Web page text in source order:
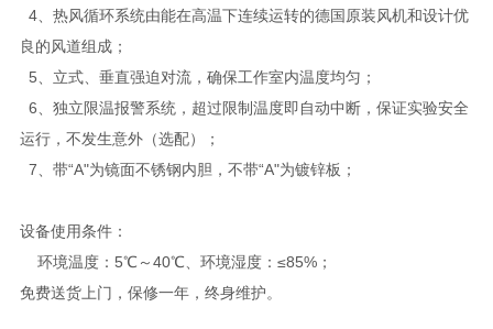
4、热风循环系统由能在高温下连续运转的德国原装风机和设计优
良的风道组成；
5、立式、垂直强迫对流，确保工作室内温度均匀；
6、独立限温报警系统，超过限制温度即自动中断，保证实验安全
运行，不发生意外（选配）；
7、带“A"为镜面不锈钢内胆，不带“A"为镀锌板；
设备使用条件：
环境温度：5℃～40℃、环境湿度：≤85%；
免费送货上门，保修一年，终身维护。